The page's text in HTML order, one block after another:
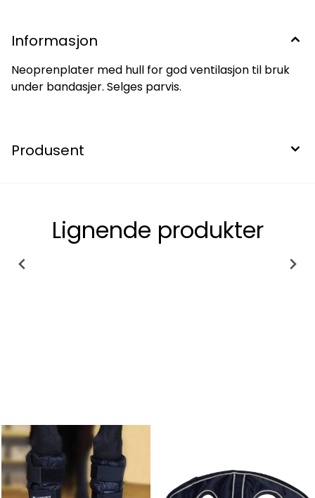
Informasjon
Neoprenplater med hull for god ventilasjon til bruk
under bandasjer. Selges parvis.
Produsent
Lignende produkter